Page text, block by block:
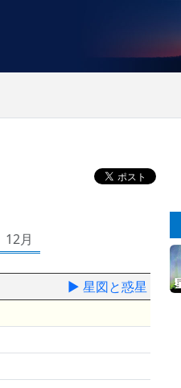
12月
▶ 星図と惑星